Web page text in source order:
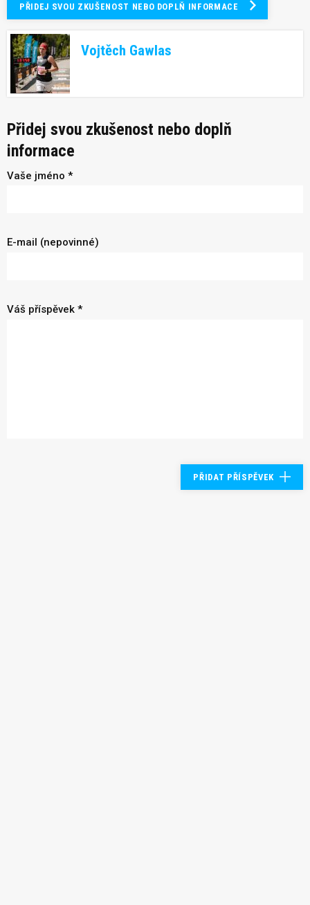
PŘIDEJ SVOU ZKUŠENOST NEBO DOPLŇ INFORMACE
Vojtěch Gawlas
Přidej svou zkušenost nebo doplň
informace
Vaše jméno *
E-mail (nepovinné)
Váš příspěvek *
PŘIDAT PŘÍSPĚVEK